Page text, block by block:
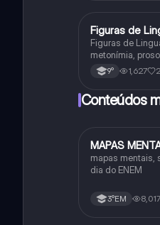
Português
Figuras de
Figuras de
metonímia,
hipérbole e
9° 1,627
Conteúdos
Português
MAPAS
mapas mentais,
dia do ENEM
3°EM 8,017